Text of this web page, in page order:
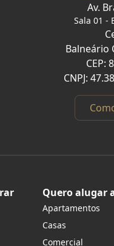
Av.
Sala 01 -
Balneário
CEP:
CNPJ:
Quero alugar
Apartamentos
Casas
Comercial